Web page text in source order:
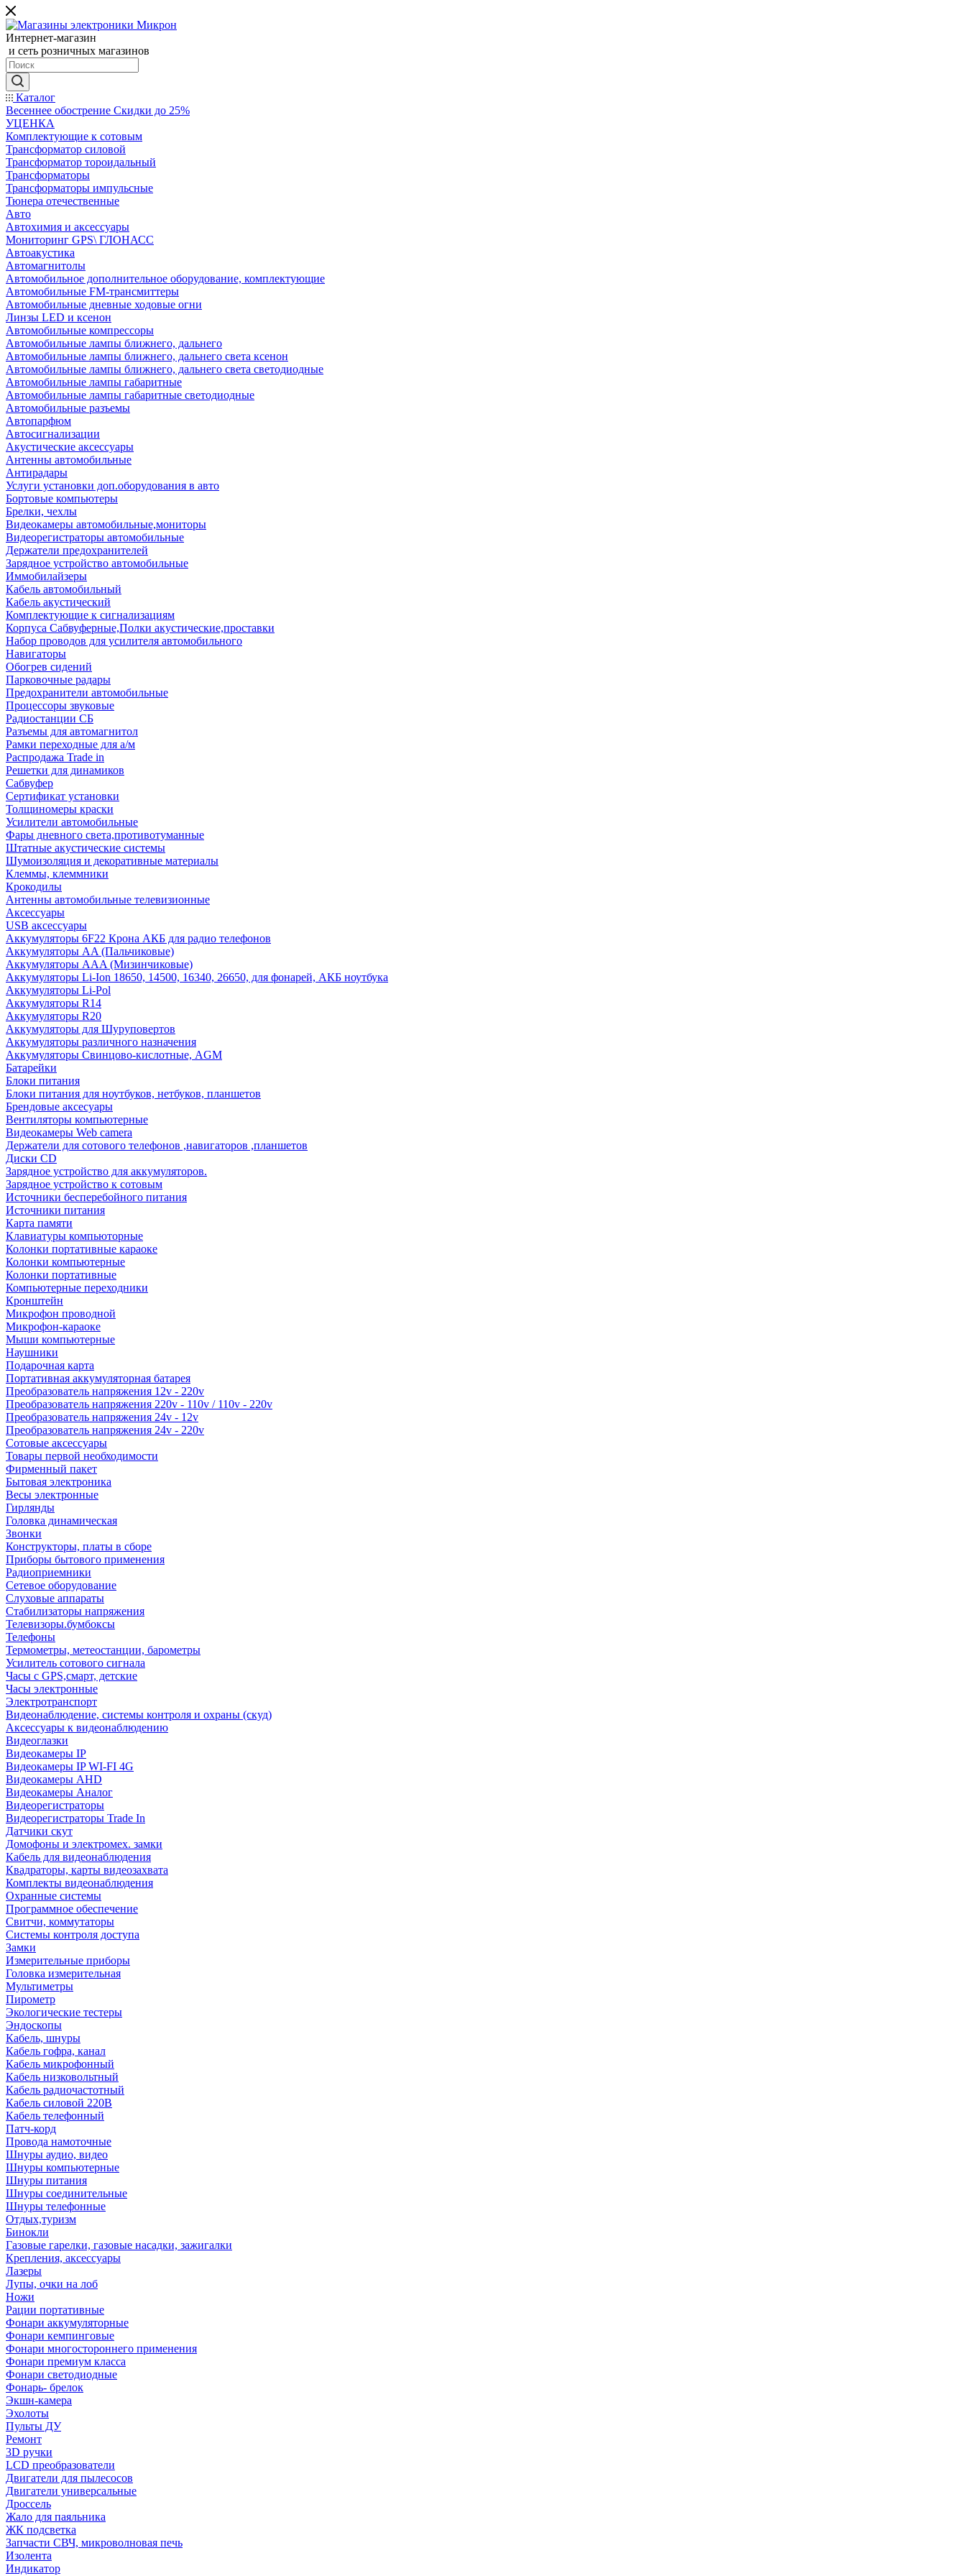
Интернет-магазин
и сеть розничных магазинов
Каталог
Весеннее обострение Скидки до 25%
УЦЕНКА
Комплектующие к сотовым
Трансформатор силовой
Трансформатор тороидальный
Трансформаторы
Трансформаторы импульсные
Тюнера отечественные
Авто
Автохимия и аксессуары
Мониторинг GPS\ ГЛОНАСС
Автоакустика
Автомагнитолы
Автомобильное дополнительное оборудование, комплектующие
Автомобильные FM-трансмиттеры
Автомобильные дневные ходовые огни
Линзы LED и ксенон
Автомобильные компрессоры
Автомобильные лампы ближнего, дальнего
Автомобильные лампы ближнего, дальнего света ксенон
Автомобильные лампы ближнего, дальнего света светодиодные
Автомобильные лампы габаритные
Автомобильные лампы габаритные светодиодные
Автомобильные разъемы
Автопарфюм
Автосигнализации
Акустические аксессуары
Антенны автомобильные
Антирадары
Услуги установки доп.оборудования в авто
Бортовые компьютеры
Брелки, чехлы
Видеокамеры автомобильные,мониторы
Видеорегистраторы автомобильные
Держатели предохранителей
Зарядное устройство автомобильные
Иммобилайзеры
Кабель автомобильный
Кабель акустический
Комплектующие к сигнализациям
Корпуса Сабвуферные,Полки акустические,проставки
Набор проводов для усилителя автомобильного
Навигаторы
Обогрев сидений
Парковочные радары
Предохранители автомобильные
Процессоры звуковые
Радиостанции СБ
Разъемы для автомагнитол
Рамки переходные для а/м
Распродажа Trade in
Решетки для динамиков
Сабвуфер
Сертификат установки
Толщиномеры краски
Усилители автомобильные
Фары дневного света,противотуманные
Штатные акустические системы
Шумоизоляция и декоративные материалы
Клеммы, клеммники
Крокодилы
Антенны автомобильные телевизионные
Аксессуары
USB аксессуары
Аккумуляторы 6F22 Крона АКБ для радио телефонов
Аккумуляторы AA (Пальчиковые)
Аккумуляторы AAA (Мизинчиковые)
Аккумуляторы Li-Ion 18650, 14500, 16340, 26650, для фонарей, АКБ ноутбука
Аккумуляторы Li-Pol
Аккумуляторы R14
Аккумуляторы R20
Аккумуляторы для Шуруповертов
Аккумуляторы различного назначения
Аккумуляторы Свинцово-кислотные, AGM
Батарейки
Блоки питания
Блоки питания для ноутбуков, нетбуков, планшетов
Брендовые аксесуары
Вентиляторы компьютерные
Видеокамеры Web camera
Держатели для сотового телефонов ,навигаторов ,планшетов
Диски CD
Зарядное устройство для аккумуляторов.
Зарядное устройство к сотовым
Источники бесперебойного питания
Источники питания
Карта памяти
Клавиатуры компьюторные
Колонки портативные караоке
Колонки компьютерные
Колонки портативные
Компьютерные переходники
Кронштейн
Микрофон проводной
Микрофон-караоке
Мыши компьютерные
Наушники
Подарочная карта
Портативная аккумуляторная батарея
Преобразователь напряжения 12v - 220v
Преобразователь напряжения 220v - 110v / 110v - 220v
Преобразователь напряжения 24v - 12v
Преобразователь напряжения 24v - 220v
Сотовые аксессуары
Товары первой необходимости
Фирменный пакет
Бытовая электроника
Весы электронные
Гирлянды
Головка динамическая
Звонки
Конструкторы, платы в сборе
Приборы бытового применения
Радиоприемники
Сетевое оборудование
Слуховые аппараты
Стабилизаторы напряжения
Телевизоры.бумбоксы
Телефоны
Термометры, метеостанции, барометры
Усилитель сотового сигнала
Часы с GPS,смарт, детские
Часы электронные
Электротранспорт
Видеонаблюдение, системы контроля и охраны (скуд)
Аксессуары к видеонаблюдению
Видеоглазки
Видеокамеры IP
Видеокамеры IP WI-FI 4G
Видеокамеры AHD
Видеокамеры Аналог
Видеорегистраторы
Видеорегистраторы Trade In
Датчики скут
Домофоны и электромех. замки
Кабель для видеонаблюдения
Квадраторы, карты видеозахвата
Комплекты видеонаблюдения
Охранные системы
Программное обеспечение
Свитчи, коммутаторы
Системы контроля доступа
Замки
Измерительные приборы
Головка измерительная
Мультиметры
Пирометр
Экологические тестеры
Эндоскопы
Кабель, шнуры
Кабель гофра, канал
Кабель микрофонный
Кабель низковольтный
Кабель радиочастотный
Кабель силовой 220В
Кабель телефонный
Патч-корд
Провода намоточные
Шнуры аудио, видео
Шнуры компьютерные
Шнуры питания
Шнуры соединительные
Шнуры телефонные
Отдых,туризм
Бинокли
Газовые гарелки, газовые насадки, зажигалки
Крепления, аксессуары
Лазеры
Лупы, очки на лоб
Ножи
Рации портативные
Фонари аккумуляторные
Фонари кемпинговые
Фонари многостороннего применения
Фонари премиум класса
Фонари светодиодные
Фонарь- брелок
Экшн-камера
Эхолоты
Пульты ДУ
Ремонт
3D ручки
LCD преобразователи
Двигатели для пылесосов
Двигатели универсальные
Дроссель
Жало для паяльника
ЖК подсветка
Запчасти СВЧ, микроволновая печь
Изолента
Индикатор